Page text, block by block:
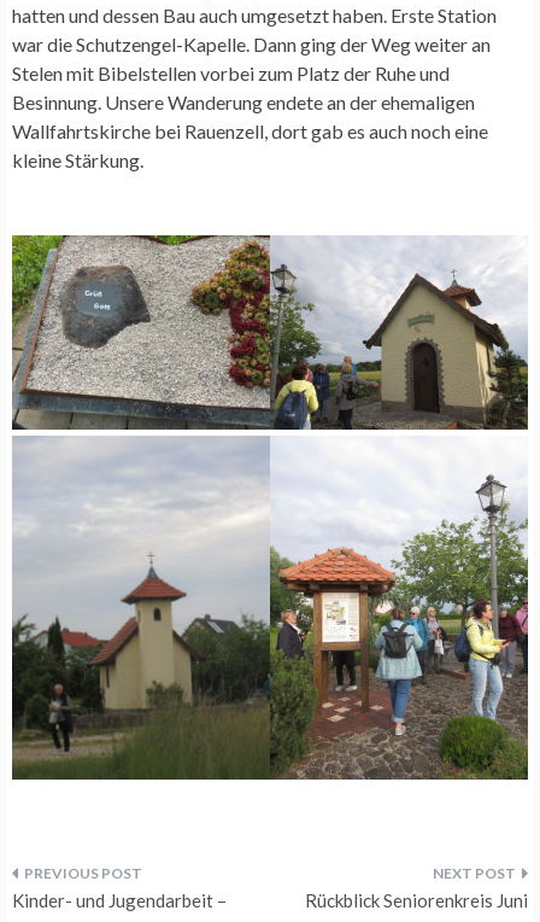
hatten und dessen Bau auch umgesetzt haben. Erste Station
war die Schutzengel-Kapelle. Dann ging der Weg weiter an
Stelen mit Bibelstellen vorbei zum Platz der Ruhe und
Besinnung. Unsere Wanderung endete an der ehemaligen
Wallfahrtskirche bei Rauenzell, dort gab es auch noch eine
kleine Stärkung.
Beitragsnavigation
Kinder- und Jugendarbeit –
Rückblick Seniorenkreis Juni